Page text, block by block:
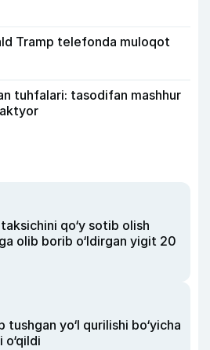
Tramp telefonda muloqot
tuhfalari: tasodifan mashhur
qo‘y sotib olish
olib borib o‘ldirgan yigit 20
tushgan yo‘l qurilishi bo‘yicha
o‘qildi